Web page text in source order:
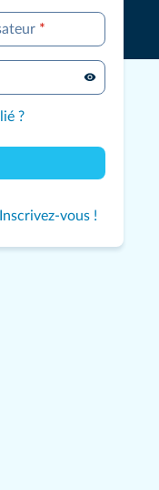
*
?
Inscrivez-vous !